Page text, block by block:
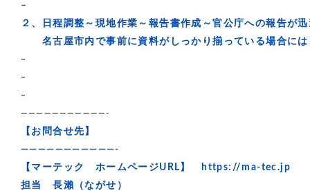
–
２、日程調整～現地作業～報告書作成～官公庁への報告が
名古屋市内で事前に資料がしっかり揃っている場合には
–
–
–
———————————-
【お問合せ先】
———————————-
【マーテック ホームページURL】 https://ma-tec.jp
担当 長瀨（ながせ）